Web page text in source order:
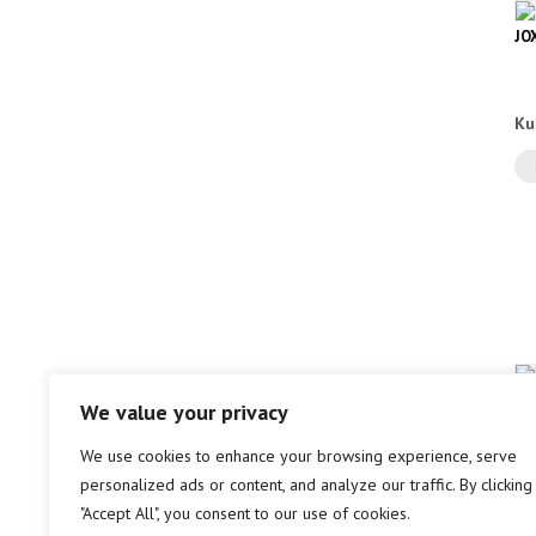
We value your privacy
We use cookies to enhance your browsing experience, serve
personalized ads or content, and analyze our traffic. By clicking
"Accept All", you consent to our use of cookies.